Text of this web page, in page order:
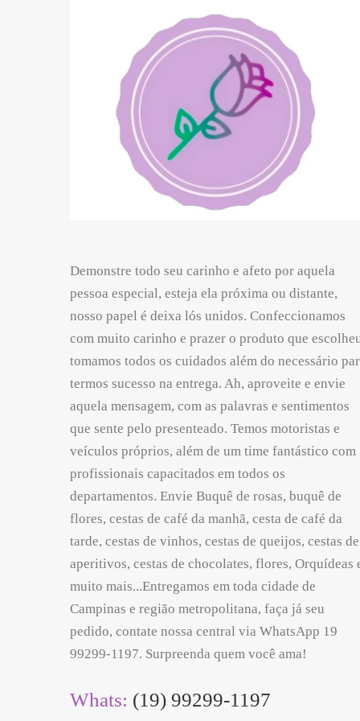
Demonstre todo seu carinho e afeto por aquela
pessoa especial, esteja ela próxima ou distante,
nosso papel é deixa lós unidos. Confeccionamos
com muito carinho e prazer o produto que
tomamos todos os cuidados além do necessário
termos sucesso na entrega. Ah, aproveite e envie
aquela mensagem, com as palavras e sentimentos
que sente pelo presenteado. Temos motoristas e
veículos próprios, além de um time fantástico com
profissionais capacitados em todos os
departamentos. Envie Buquê de rosas, buquê de
flores, cestas de café da manhã, cesta de café da
tarde, cestas de vinhos, cestas de queijos, cestas de
aperitivos, cestas de chocolates, flores, Orquídeas
muito mais...Entregamos em toda cidade de
Campinas e região metropolitana, faça já seu
pedido, contate nossa central via WhatsApp 19
99299-1197. Surpreenda quem você ama!
Whats: (19) 99299-1197